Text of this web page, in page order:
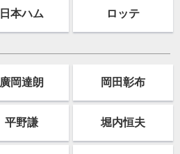
日本ハム ロッテ
廣岡達朗 岡田彰布
平野謙 堀内恒夫